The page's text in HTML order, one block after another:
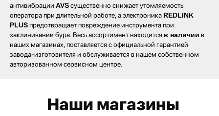
антивибрации AVSсущественно снижает утомляемость
оператора при длительной работе, а электроника REDLINK
PLUSпредотвращает повреждение инструмента при
заклинивании бура. Весь ассортимент находится в наличии в
наших магазинах, поставляется с официальной гарантией
завода-изготовителя и обслуживается в нашем собственном
авторизованном сервисном центре.
Северодвинск, Ломоносова 85к2
Северодвинск, Никольская 7 к.1
Ежедневно с 09:00 Пн - Пт до 19:00
Сб до 17:00
Вс до 16:00
Пн - Пт 09:00 - 19:00
Сб - Вс 10:00 - 18:00
Сб - Вс 10:00 - 18:00
+ 7 (8184) 50-11-21
+ 7 (8182) 44-25-40